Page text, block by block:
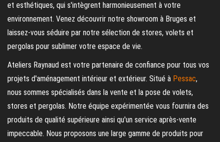
et esthétiques, qui s'intègrent harmonieusement à votre
environnement. Venez découvrir notre showroom à Bruges et
laissez-vous séduire par notre sélection de stores, volets et
pergolas pour sublimer votre espace de vie.
Ateliers Raynaud est votre partenaire de confiance pour tous vos
projets d'aménagement intérieur et extérieur. Situé à Pessac,
nous sommes spécialisés dans la vente et la pose de volets,
stores et pergolas. Notre équipe expérimentée vous fournira des
produits de qualité supérieure ainsi qu'un service après-vente
impeccable. Nous proposons une large gamme de produits pour